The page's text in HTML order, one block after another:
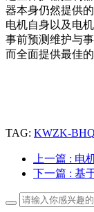
器本身仍然提供
电机自身以及电
事前预测维护与
而全面提供最佳
TAG: KWZK-
上一篇 : 电
下一篇 : 基